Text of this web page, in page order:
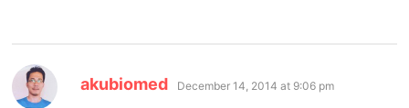
akubiomed says:
December 14, 2014 at 9:06 pm